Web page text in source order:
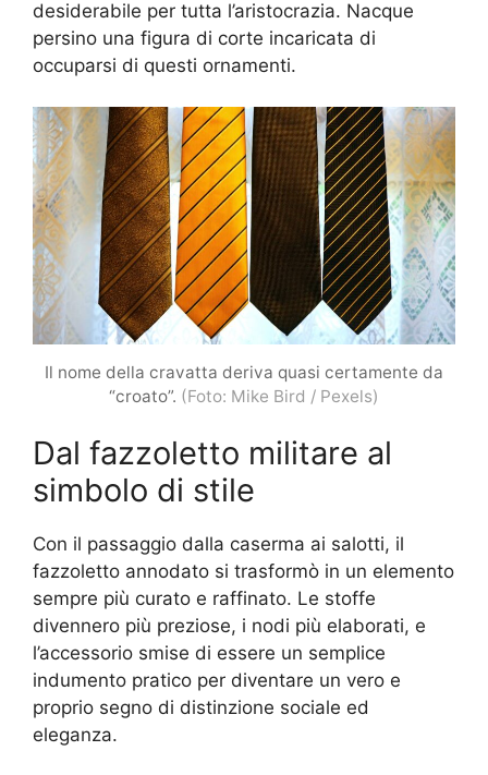
desiderabile per tutta l’aristocrazia. Nacque
persino una figura di corte incaricata di
occuparsi di questi ornamenti.
Il nome della cravatta deriva quasi certamente da
“croato”. (Foto: Mike Bird / Pexels)
Dal fazzoletto militare al
simbolo di stile
Con il passaggio dalla caserma ai salotti, il
fazzoletto annodato si trasformò in un elemento
sempre più curato e raffinato. Le stoffe
divennero più preziose, i nodi più elaborati, e
l’accessorio smise di essere un semplice
indumento pratico per diventare un vero e
proprio segno di distinzione sociale ed
eleganza.